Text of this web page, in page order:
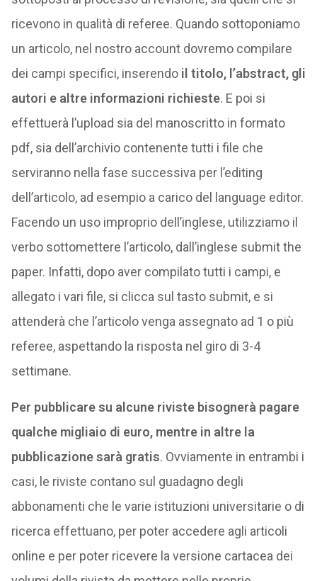
ricevono in qualità di referee. Quando sottoponiamo
un articolo, nel nostro account dovremo compilare
dei campi specifici, inserendo il titolo, l’abstract, gli
autori e altre informazioni richieste. E poi si
effettuerà l’upload sia del manoscritto in formato
pdf, sia dell’archivio contenente tutti i file che
serviranno nella fase successiva per l’editing
dell’articolo, ad esempio a carico del language editor.
Facendo un uso improprio dell’inglese, utilizziamo il
verbo sottomettere l’articolo, dall’inglese submit the
paper. Infatti, dopo aver compilato tutti i campi, e
allegato i vari file, si clicca sul tasto submit, e si
attenderà che l’articolo venga assegnato ad 1 o più
referee, aspettando la risposta nel giro di 3-4
settimane.
Per pubblicare su alcune riviste bisognerà pagare
qualche migliaio di euro, mentre in altre la
pubblicazione sarà gratis. Ovviamente in entrambi i
casi, le riviste contano sul guadagno degli
abbonamenti che le varie istituzioni universitarie o di
ricerca effettuano, per poter accedere agli articoli
online e per poter ricevere la versione cartacea dei